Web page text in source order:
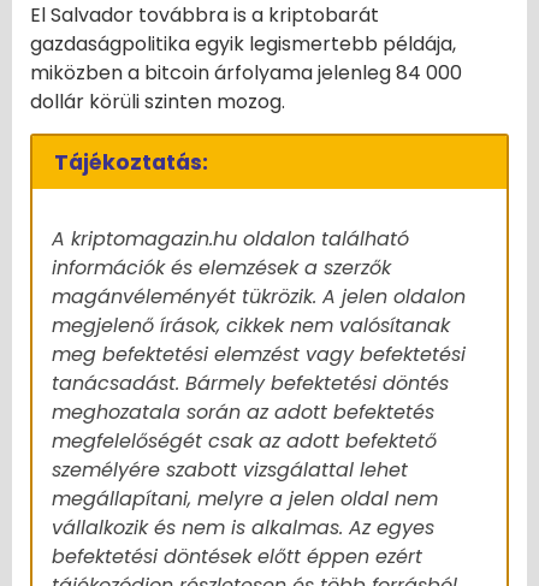
El Salvador továbbra is a kriptobarát
gazdaságpolitika egyik legismertebb példája,
miközben a bitcoin árfolyama jelenleg 84 000
dollár körüli szinten mozog.
Tájékoztatás:
A kriptomagazin.hu oldalon található
információk és elemzések a szerzők
magánvéleményét tükrözik. A jelen oldalon
megjelenő írások, cikkek nem valósítanak
meg befektetési elemzést vagy befektetési
tanácsadást. Bármely befektetési döntés
meghozatala során az adott befektetés
megfelelőségét csak az adott befektető
személyére szabott vizsgálattal lehet
megállapítani, melyre a jelen oldal nem
vállalkozik és nem is alkalmas. Az egyes
befektetési döntések előtt éppen ezért